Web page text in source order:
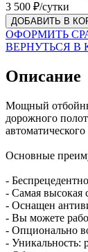
3 500 ₽/сутки
ДОБАВИТЬ В
ОФОРМИТЬ
ВЕРНУТЬСЯ В
Описание
Мощный
дорожного
Основные
-
- Самая высокая
- Оснащен
- Вы можете
- Опционально
- Уникальность: